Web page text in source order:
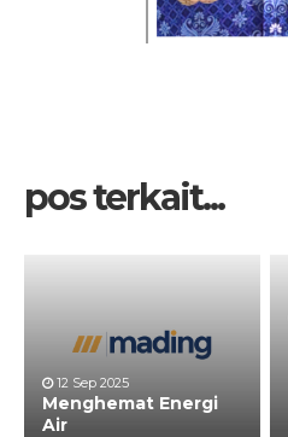
pos terkait...
12 Sep 2025
Menghemat Energi
Air